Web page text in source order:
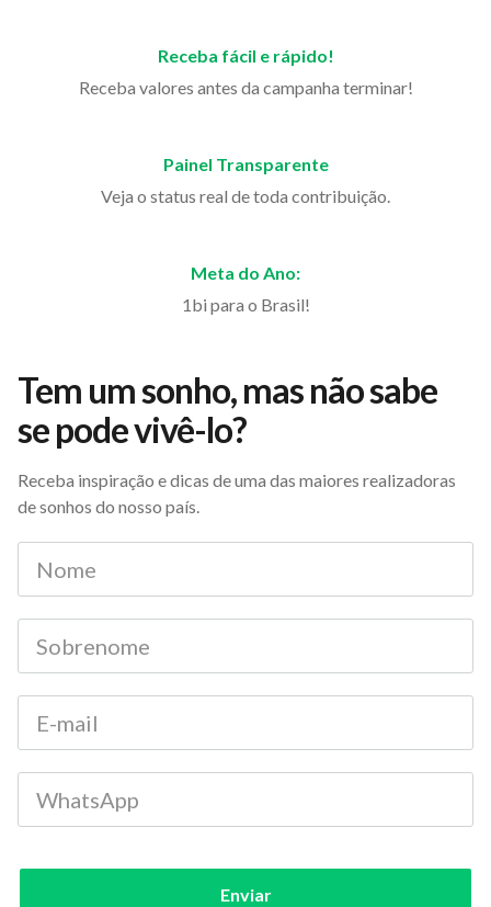
Receba fácil e rápido!
Receba valores antes da campanha terminar!
Painel Transparente
Veja o status real de toda contribuição.
Meta do Ano:
1bi para o Brasil!
Tem um sonho, mas não sabe
se pode vivê-lo?
Receba inspiração e dicas de uma das maiores realizadoras
de sonhos do nosso país.
Enviar